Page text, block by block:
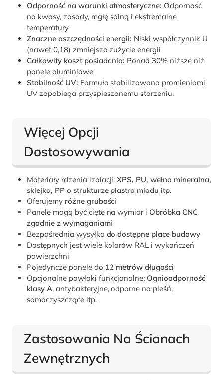
Odporność na warunki atmosferyczne: Odporność
na kwasy, zasady, mgłę solną i ekstremalne
temperatury
Znaczne oszczędności energii: Niski współczynnik U
(nawet 0,18) zmniejsza zużycie energii
Całkowity koszt posiadania: Ponad 30% niższe niż
panele aluminiowe
Stabilność UV: Formuła stabilizowana promieniami
UV zapobiega przyspieszonemu starzeniu.
Więcej Opcji
Dostosowywania
Materiały rdzenia izolacji: XPS, PU, wełna mineralna,
sklejka, PP o strukturze plastra miodu itp.
Oferujemy różne grubości
Panele mogą być cięte na wymiar i Obróbka CNC
zgodnie z wymaganiami
Bezpośrednia wysyłka do dostępne place budowy
Dostępnych jest wiele kolorów RAL i wykończeń
powierzchni
Pojedyncze panele do 12 metrów długości
Opcjonalne powłoki funkcjonalne: Ognioodporność
klasy A, antybakteryjne, odporne na pleśń,
samoczyszczące itp.
Zastosowania Na Ścianach
Zewnętrznych